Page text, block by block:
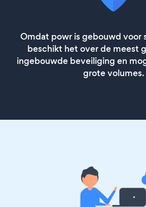
Omdat powr is gebouwd voor
beschikt het over de meest
ingebouwde beveiliging en
grote volumes.